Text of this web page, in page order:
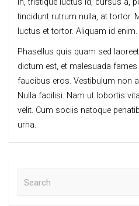
in, tristique luctus id, cursus a,
tincidunt rutrum nulla, at tortor.
luctus et tortor. Aliquam id enim.
Phasellus quis quam sed
dictum est, et malesuada
faucibus eros. Vestibulum non
Nulla facilisi. Nam ut lobortis
velit. Cum sociis natoque
urna.